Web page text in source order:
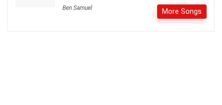
Ben Samuel More Songs